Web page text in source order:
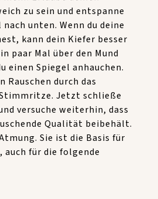
zu sein und entspanne
unten. Wenn du deine
kann dein Kiefer besser
paar Mal über den Mund
einen Spiegel anhauchen.
durch das
Jetzt schließe
versuche weiterhin, dass
Qualität beibehält.
Sie ist die Basis für
auch für die folgende